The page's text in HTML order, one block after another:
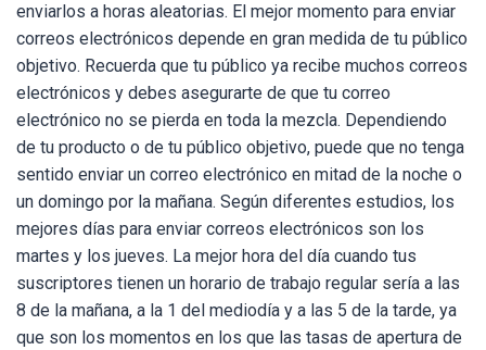
enviarlos a horas aleatorias. El mejor momento para enviar
correos electrónicos depende en gran medida de tu público
objetivo. Recuerda que tu público ya recibe muchos correos
electrónicos y debes asegurarte de que tu correo
electrónico no se pierda en toda la mezcla. Dependiendo
de tu producto o de tu público objetivo, puede que no tenga
sentido enviar un correo electrónico en mitad de la noche o
un domingo por la mañana. Según diferentes estudios, los
mejores días para enviar correos electrónicos son los
martes y los jueves. La mejor hora del día cuando tus
suscriptores tienen un horario de trabajo regular sería a las
8 de la mañana, a la 1 del mediodía y a las 5 de la tarde, ya
que son los momentos en los que las tasas de apertura de